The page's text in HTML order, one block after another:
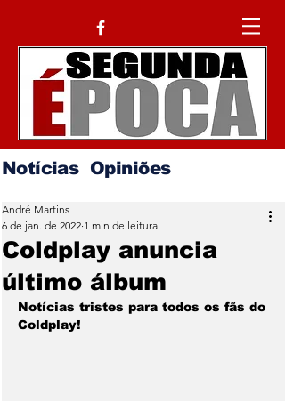
Notícias Opiniões
Coldplay anuncia
último álbum
André Martins
6 de jan. de 2022 1 min de leitura
Notícias tristes para todos os fãs do
Coldplay!